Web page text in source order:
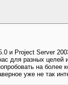
и Project Server
для разных целей
на более
уже не так